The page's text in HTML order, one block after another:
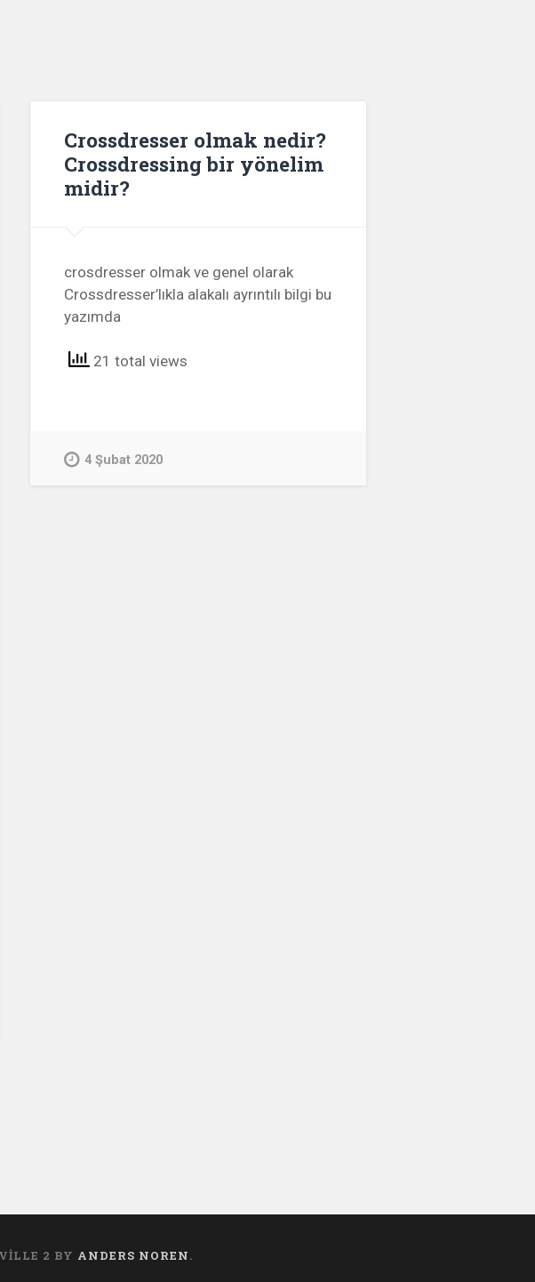
Crossdresser olmak nedir?
Crossdressing bir yönelim
midir?
crosdresser olmak ve genel olarak
Crossdresser’lıkla alakalı ayrıntılı bilgi bu
yazımda
21 total views
4 Şubat 2020
2 BY ANDERS NOREN.